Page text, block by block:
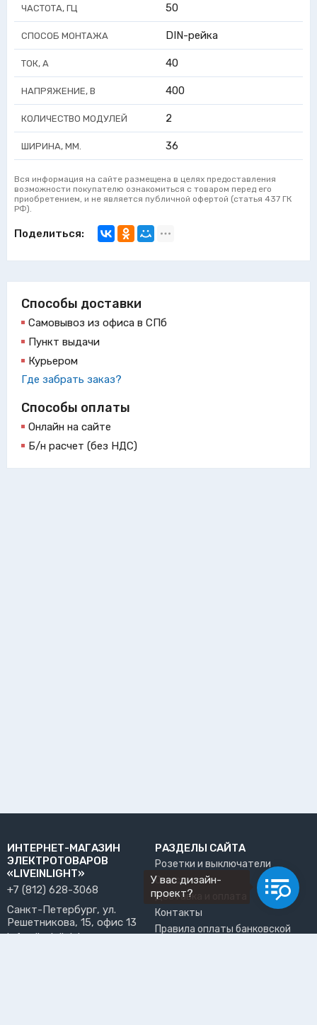
ЧАСТОТА, ГЦ 50
СПОСОБ МОНТАЖА DIN-рейка
ТОК, А 40
НАПРЯЖЕНИЕ, В 400
КОЛИЧЕСТВО МОДУЛЕЙ 2
ШИРИНА, ММ. 36
Вся информация на сайте размещена в целях предоставления
возможности покупателю ознакомиться с товаром перед его
приобретением, и не является публичной офертой (статья 437 ГК
РФ).
Поделиться:
Способы доставки
Самовывоз из офиса в СПб
Пункт выдачи
Курьером
Где забрать заказ?
Способы оплаты
Онлайн на сайте
Б/н расчет (без НДС)
ИНТЕРНЕТ-МАГАЗИН
ЭЛЕКТРОТОВАРОВ
«LIVEINLIGHT»
+7 (812) 628-3068
Санкт-Петербург, ул.
Решетникова, 15, офис 13
info@liveinlight.ru
РАЗДЕЛЫ САЙТА
Розетки и выключатели
О нас
Доставка и оплата
Контакты
Правила оплаты банковской
У вас дизайн-
проект?